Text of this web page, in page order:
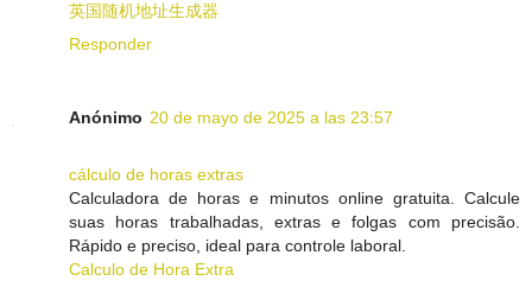
英国随机地址生成器
Responder
Anónimo 20 de mayo de 2025 a las 23:57
cálculo de horas extras
Calculadora de horas e minutos online gratuita. Calcule
suas horas trabalhadas, extras e folgas com precisão.
Rápido e preciso, ideal para controle laboral.
Calculo de Hora Extra